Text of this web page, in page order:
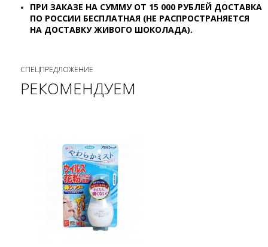
ПРИ ЗАКАЗЕ НА СУММУ ОТ 15 000 РУБЛЕЙ ДОСТАВКА
ПО РОССИИ БЕСПЛАТНАЯ (НЕ РАСПРОСТРАНЯЕТСЯ
НА ДОСТАВКУ ЖИВОГО ШОКОЛАДА).
СПЕЦПРЕДЛОЖЕНИЕ
РЕКОМЕНДУЕМ